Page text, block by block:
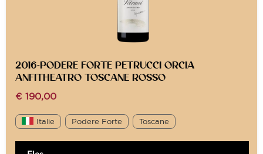
2016-PODERE FORTE PETRUCCI ORCIA
ANFITHEATRO TOSCANE ROSSO
€ 190,00
Italie Podere Forte Toscane